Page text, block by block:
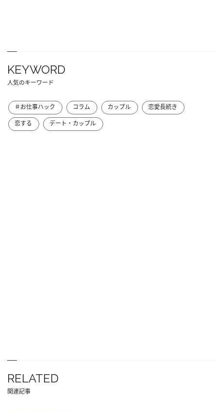
KEYWORD
人気のキーワード
＃お仕事ハック コラム カップル
恋愛長続き
恋する
デート・カップル
RELATED
関連記事